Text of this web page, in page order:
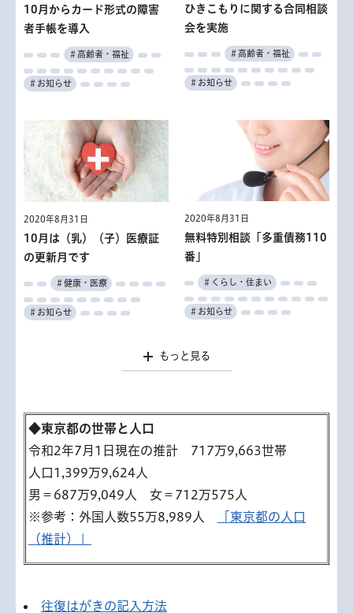
10月からカード形式の障害
者手帳を導入
＃高齢者・福祉
＃お知らせ
ひきこもりに関する合同相談
会を実施
＃高齢者・福祉
＃お知らせ
2020年8月31日
10月は（乳）（子）医療証
の更新月です
＃健康・医療
＃お知らせ
2020年8月31日
無料特別相談「多重債務110
番」
＃くらし・住まい
＃お知らせ
もっと見る
2020年8月31日
東京水辺ライン すみだリバ
ーウォーク開通記念
＃観光
東京しごとセンター
＃産業・仕事
＃働く
看護職員復職支援研修「手厚
くしっかり体験コース」
＃産業・仕事
＃働く
2020年8月31日
職業能力開発センター キャ
リアアップ講習9月受付分
＃産業・仕事
＃働く
職業能力開発センター 11
月入校生
＃産業・仕事
＃働く
もっと見る
2020年8月31日
新型コロナウイルス感染拡大
に伴う水道・下水道料金の支
＃お知らせ
2020年8月31日
職業能力開発センター等講師
＃働く
2020年8月31日
都立看護専門学校入学試験
＃子供・若者・教育
2020年8月31日
東京都写真美術館
＃文化・芸術
もっと見る
◆東京都の世帯と人口
令和2年7月1日現在の推計 717万9,663世帯
人口1,399万9,624人
男＝687万9,049人 女＝712万575人
※参考：外国人数55万8,989人
「東京都の人口
（推計）」
往復はがきの記入方法